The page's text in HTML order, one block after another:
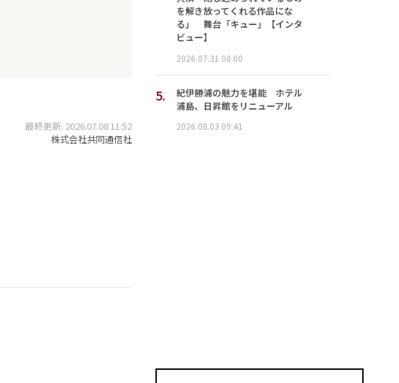
最終更新: 2026.07.08 11:52
株式会社共同通信社
を解き放ってくれる作品にな
る」 舞台「キュー」【インタ
ビュー】
2026.07.31 08:00
5.
紀伊勝浦の魅力を堪能 ホテル
浦島、日昇館をリニューアル
2026.08.03 09:41